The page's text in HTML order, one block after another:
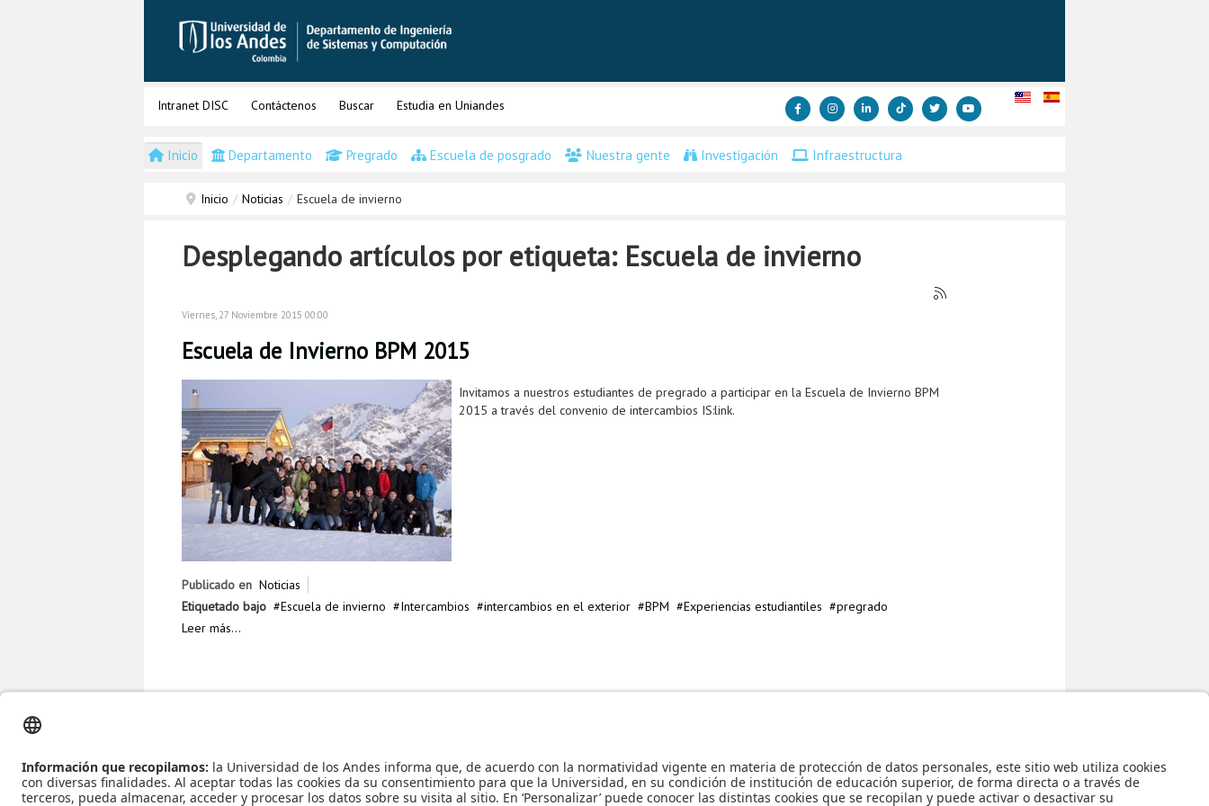
Intranet DISC Contáctenos Buscar Estudia en Uniandes
Inicio Departamento Pregrado Escuela de posgrado Nuestra gente Investigación Infraestructura
Inicio / Noticias / Escuela de invierno
Desplegando artículos por etiqueta: Escuela de invierno
Viernes, 27 Noviembre 2015 00:00
Escuela de Invierno BPM 2015
Invitamos a nuestros estudiantes de pregrado a participar en la Escuela de Invierno BPM
2015 a través del convenio de intercambios IS:link.
Publicado en Noticias
Etiquetado bajo
Escuela de invierno Intercambios intercambios en el exterior BPM Experiencias estudiantiles
pregrado
Leer más...